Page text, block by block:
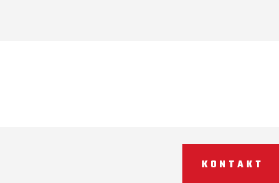
KONTAKT